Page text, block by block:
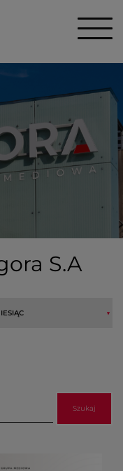
S.A
Szukaj